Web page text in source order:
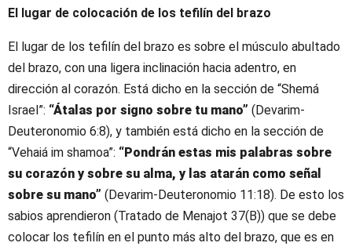
El lugar de colocación de los tefilín del brazo
El lugar de los tefilín del brazo es sobre el músculo abultado
del brazo, con una ligera inclinación hacia adentro, en
dirección al corazón. Está dicho en la sección de “Shemá
Israel”: “Átalas por signo sobre tu mano” (Devarim-
Deuteronomio 6:8), y también está dicho en la sección de
“Vehaiá im shamoa”: “Pondrán estas mis palabras sobre
su corazón y sobre su alma, y las atarán como señal
sobre su mano” (Devarim-Deuteronomio 11:18). De esto los
sabios aprendieron (Tratado de Menajot 37(B)) que se debe
colocar los tefilín en el punto más alto del brazo, que es en